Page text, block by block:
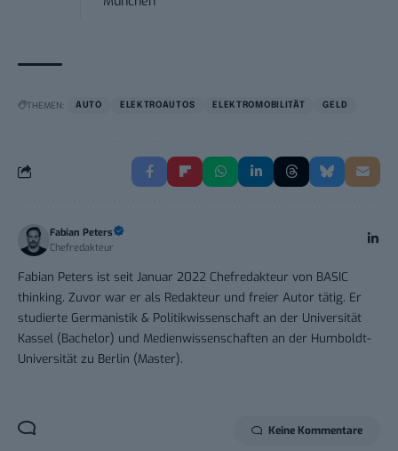
THEMEN: AUTO ELEKTROAUTOS ELEKTROMOBILITÄT GELD
Fabian Peters
Chefredakteur
Fabian Peters ist seit Januar 2022 Chefredakteur von BASIC
thinking. Zuvor war er als Redakteur und freier Autor tätig. Er
studierte Germanistik & Politikwissenschaft an der Universität
Kassel (Bachelor) und Medienwissenschaften an der Humboldt-
Universität zu Berlin (Master).
Keine Kommentare